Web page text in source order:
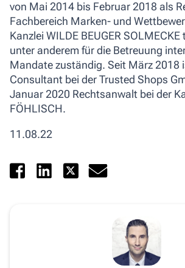
von Mai 2014 bis Februar 2018 als
Fachbereich Marken- und
Kanzlei WILDE BEUGER
unter anderem für die Betreuung
Mandate zuständig. Seit März 2018
Consultant bei der Trusted Shops
Januar 2020 Rechtsanwalt bei der
FÖHLISCH.
11.08.22